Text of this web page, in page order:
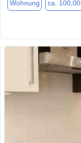
Wohnung ca. 100,00